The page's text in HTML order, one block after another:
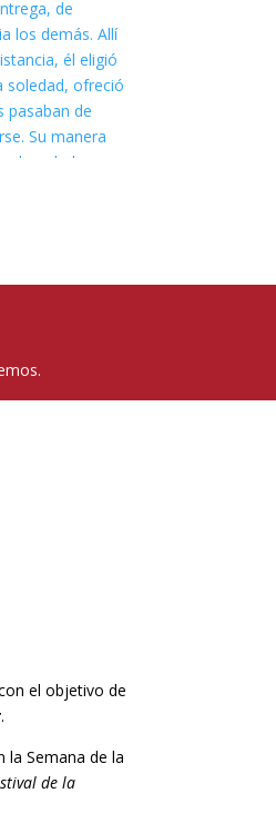
el objetivo de
.
la Semana de la
de la